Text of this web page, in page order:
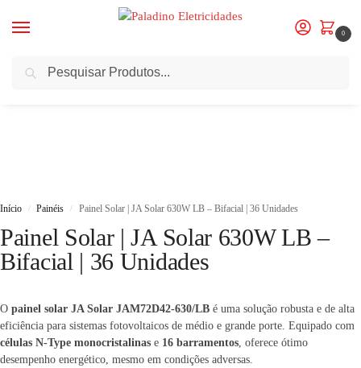
0
Início Painéis / Painel Solar | JA Solar 630W LB – Bifacial | 36 Unidades
Início / Painéis / Painel Solar | JA Solar 630W LB – Bifacial | 36 Unidades
Painel Solar | JA Solar 630W LB –
Bifacial | 36 Unidades
O painel solar JA Solar JAM72D42-630/LB é uma solução robusta e de alta
eficiência para sistemas fotovoltaicos de médio e grande porte. Equipado com
células N-Type monocristalinas e 16 barramentos, oferece ótimo
desempenho energético, mesmo em condições adversas.